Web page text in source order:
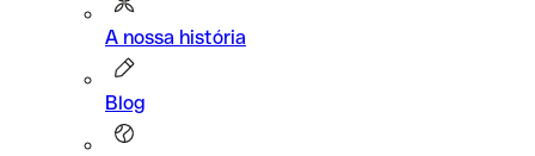
A nossa história
Blog